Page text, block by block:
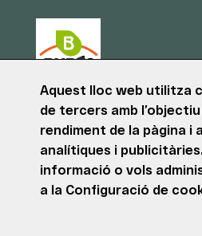
Puig de Sant Roc, 1
17180 VILABLAREIX
(Girona)
Tel. +34 972 40 50 95
Aquest lloc web utilitza
de tercers amb
rendiment de la pàgina i
analítiques i
informació o vols
a la Configuració de